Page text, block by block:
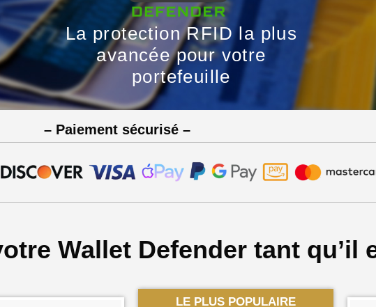
La protection RFID la plus
avancée pour votre
portefeuille
– Paiement sécurisé –
Wallet Defender tant qu’il
LE PLUS POPULAIRE